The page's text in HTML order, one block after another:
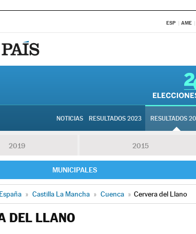
ESP AME
NOTICIAS RESULTADOS 2023 RESULTADOS
2019 2015
MUNICIPALES
» Castilla La Mancha » Cuenca » Cervera del Llano
DEL LLANO